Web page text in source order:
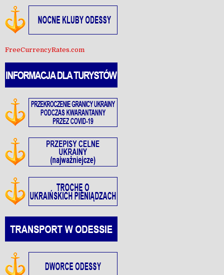
FreeCurrencyRates.com